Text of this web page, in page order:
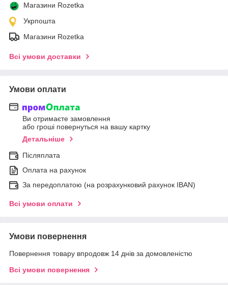
Магазини Rozetka
Укрпошта
Магазини Rozetka
Всі умови доставки
Умови оплати
Ви отримаєте замовлення
або гроші повернуться на вашу картку
Детальніше
Післяплата
Оплата на рахунок
За передоплатою (на розрахунковий рахунок IBAN)
Всі умови оплати
Умови повернення
Повернення товару впродовж 14 днів за домовленістю
Всі умови повернення